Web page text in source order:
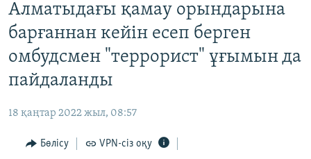
main
content
main
Skip
Search
САЯСАТ
AZATTYQTV
ҚАҢТАР ОҚИҒАСЫ
ӘЛЕУМЕТ
ӘЛЕМ
Алматыдағы қамау орындарына
барғаннан кейін есеп берген
омбудсмен "террорист" ұғымын да
пайдаланды
18 қаңтар 2022 жыл, 08:57
Бөлісу VPN-сіз оқу